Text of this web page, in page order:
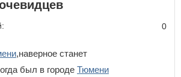
0
,наверное станет
был в городе Тюмени